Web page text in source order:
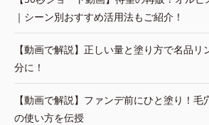
｜シーン別おすすめ活用法もご紹介！
【動画で解説】正しい量と塗り方で名品リ
分に！
【動画で解説】ファンデ前にひと塗り！
の使い方を伝授